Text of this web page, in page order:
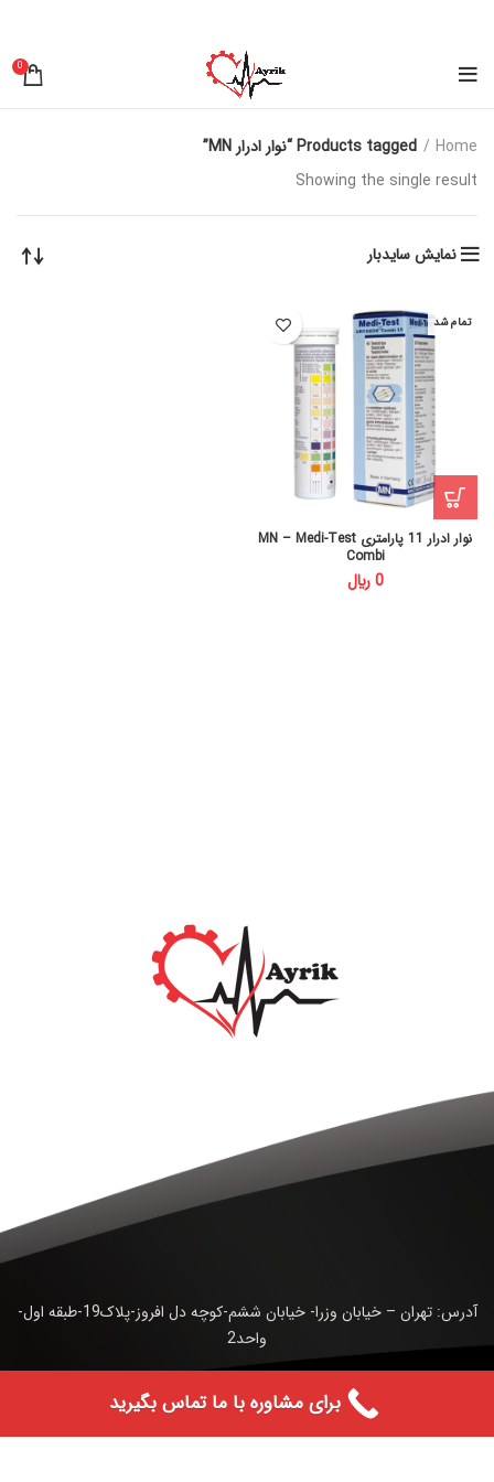
0
Home
Products tagged “نوار ادرار MN”
Showing the single result
نمایش سایدبار
تمام شد
نوار ادرار 11 پارامتری MN – Medi-Test
Combi
﷼
آدرس: تهران – خیابان وزرا- خیابان ششم-کوچه دل افروز-پلاک19-طبقه اول-
واحد2
برای مشاوره با ما تماس بگیرید